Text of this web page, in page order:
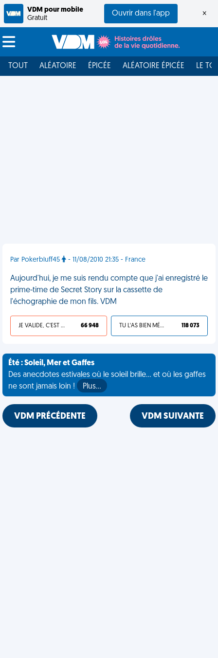
VDM pour mobile
Gratuit
Ouvrir dans l'app ×
TOUT ALÉATOIRE ÉPICÉE ALÉATOIRE ÉPICÉE LE
Par Pokerbluff45 - 11/08/2010 21:35 - France
Aujourd'hui, je me suis rendu compte que j'ai enregistré le
prime-time de Secret Story sur la cassette de
l'échographie de mon fils. VDM
JE VALIDE, C'EST UNE VDM 66 948 TU L'AS BIEN MÉRITÉ 118 073
Été : Soleil, Mer et Gaffes
Des anecdotes estivales où le soleil brille... et où les gaffes
ne sont jamais loin !
Plus…
VDM PRÉCÉDENTE VDM SUIVANTE